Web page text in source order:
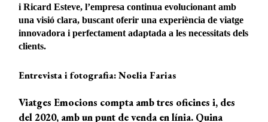
i Ricard Esteve, l’empresa continua evolucionant amb
una visió clara, buscant oferir una experiència de viatge
innovadora i perfectament adaptada a les necessitats dels
clients.
Entrevista i fotografia: Noelia Farias
Viatges Emocions compta amb tres oficines i, des
del 2020, amb un punt de venda en línia. Quina